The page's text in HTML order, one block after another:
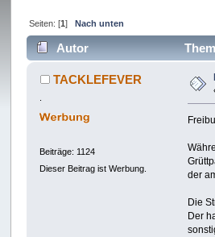
Seiten: [1] Nach unten
Autor
TACKLEFEVER
Beiträge: 1124
Dieser Beitrag ist Werbung.
der
Die
Der